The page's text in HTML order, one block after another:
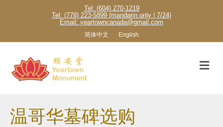
Tel: (604) 270-1219
Tel: (778) 223-5899 (mandarin only | 7/24)
Email: yeartowncanada@gmail.com
简体中文 English
温哥华墓碑选购